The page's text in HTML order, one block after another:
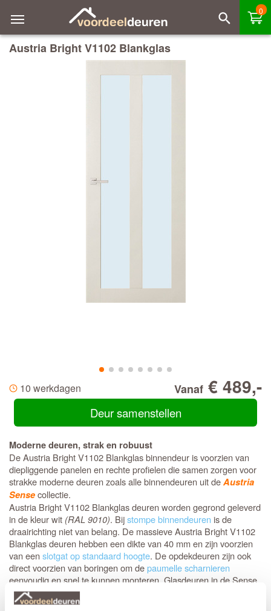
0
Austria Bright V1102 Blankglas
10 werkdagen Vanaf € 489,-
Deur samenstellen
Moderne deuren, strak en robuust
De Austria Bright V1102 Blankglas binnendeur is voorzien van
diepliggende panelen en rechte profielen die samen zorgen voor
strakke moderne deuren zoals alle binnendeuren uit deAustria
Sensecollectie.
Austria Bright V1102 Blankglas deuren worden gegrond geleverd
in de kleur wit (RAL 9010). Bijstompe binnendeuren is de
draairichting niet van belang. De massieve Austria Bright V1102
Blankglas deuren hebben een dikte van 40 mm en zijn voorzien
van eenslotgat op standaard hoogte. De opdekdeuren zijn ook
direct voorzien van boringen om depaumelle scharnieren
eenvoudig en snel te kunnen monteren. Glasdeuren in de Sense
serie hebben voorgemonteerd hardglas en zijn identiek aan beide
zijde van de binnendeur.